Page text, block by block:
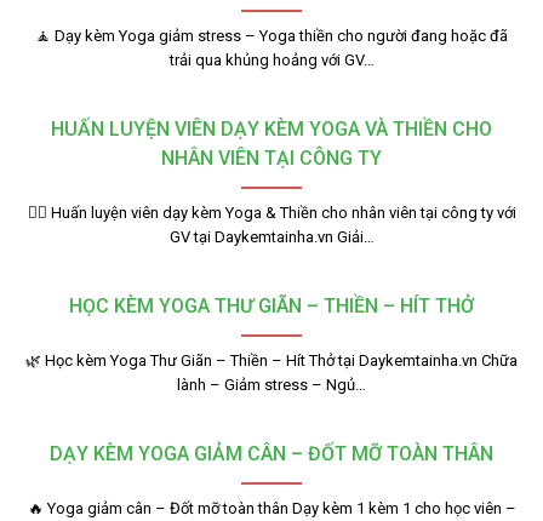
🧘 Dạy kèm Yoga giảm stress – Yoga thiền cho người đang hoặc đã
trải qua khủng hoảng với GV…
HUẤN LUYỆN VIÊN DẠY KÈM YOGA VÀ THIỀN CHO
NHÂN VIÊN TẠI CÔNG TY
🧘‍♂️ Huấn luyện viên dạy kèm Yoga & Thiền cho nhân viên tại công ty với
GV tại Daykemtainha.vn Giải…
HỌC KÈM YOGA THƯ GIÃN – THIỀN – HÍT THỞ
🌿 Học kèm Yoga Thư Giãn – Thiền – Hít Thở tại Daykemtainha.vn Chữa
lành – Giảm stress – Ngủ…
DẠY KÈM YOGA GIẢM CÂN – ĐỐT MỠ TOÀN THÂN
🔥 Yoga giảm cân – Đốt mỡ toàn thân Dạy kèm 1 kèm 1 cho học viên –